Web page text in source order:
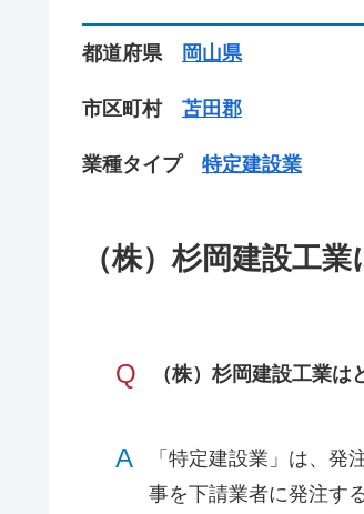
都道府県 岡山県
市区町村 苫田郡
業種タイプ 特定建設業
（株）杉岡建設工
Q （株）杉岡建設工業
A
「特定建設業」は、
事を下請業者に発注す